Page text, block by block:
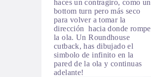
haces un contragiro, como un
bottom turn pero más seco
para volver a tomar la
dirección hacia donde rompe
la ola. Un Roundhouse
cutback, has dibujado el
simbolo de infinito en la
pared de la ola y continuas
adelante!